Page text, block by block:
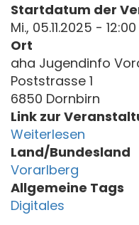
Startdatum der
Mi., 05.11.2025 - 12:00
Ort
aha Jugendinfo
Poststrasse 1
6850 Dornbirn
Link zur
Weiterlesen
Land/Bundesland
Vorarlberg
Allgemeine Tags
Digitales